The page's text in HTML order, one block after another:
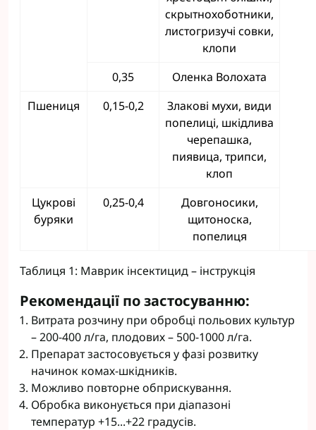
скрытнохоботники,
листогризучі совки,
клопи
0,35
Оленка Волохата
Пшениця
0,15-0,2
Злакові мухи, види
попелиці, шкідлива
черепашка,
пиявица, трипси,
клоп
Цукрові
буряки
0,25-0,4
Довгоносики,
щитоноска,
попелиця
Таблиця 1: Маврик інсектицид – інструкція
Рекомендації по застосуванню:
Витрата розчину при обробці польових культур
– 200-400 л/га, плодових – 500-1000 л/га.
Препарат застосовується у фазі розвитку
начинок комах-шкідників.
Можливо повторне обприскування.
Обробка виконується при діапазоні
температур +15...+22 градусів.